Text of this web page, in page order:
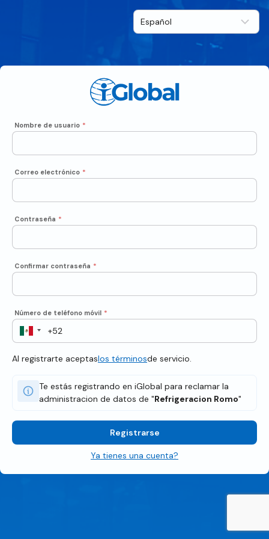
Nombre de usuario *
Correo electrónico *
Contraseña *
Confirmar contraseña *
Número de teléfono móvil *
Al registrarte aceptaslos términosde servicio.
Te estás registrando en iGlobal para reclamar la
administracion de datos de "Refrigeracion Romo"
Registrarse
Ya tienes una cuenta?